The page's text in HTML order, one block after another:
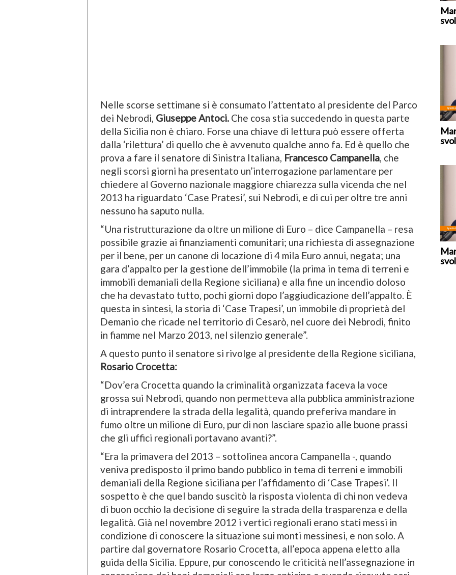
Nelle scorse settimane si è consumato l’attentato al presidente del Parco
dei Nebrodi, Giuseppe Antoci. Che cosa stia succedendo in questa parte
della Sicilia non è chiaro. Forse una chiave di lettura può essere offerta
dalla ‘rilettura’ di quello che è avvenuto qualche anno fa. Ed è quello che
prova a fare il senatore di Sinistra Italiana, Francesco Campanella, che
negli scorsi giorni ha presentato un’interrogazione parlamentare per
chiedere al Governo nazionale maggiore chiarezza sulla vicenda che nel
2013 ha riguardato ‘Case Pratesi’, sui Nebrodi, e di cui per oltre tre anni
nessuno ha saputo nulla.
“Una ristrutturazione da oltre un milione di Euro – dice Campanella – resa
possibile grazie ai finanziamenti comunitari; una richiesta di assegnazione
per il bene, per un canone di locazione di 4 mila Euro annui, negata; una
gara d’appalto per la gestione dell’immobile (la prima in tema di terreni e
immobili demaniali della Regione siciliana) e alla fine un incendio doloso
che ha devastato tutto, pochi giorni dopo l’aggiudicazione dell’appalto. È
questa in sintesi, la storia di ‘Case Trapesi’, un immobile di proprietà del
Demanio che ricade nel territorio di Cesarò, nel cuore dei Nebrodi, finito
in fiamme nel Marzo 2013, nel silenzio generale”.
A questo punto il senatore si rivolge al presidente della Regione siciliana,
Rosario Crocetta:
“Dov’era Crocetta quando la criminalità organizzata faceva la voce
grossa sui Nebrodi, quando non permetteva alla pubblica amministrazione
di intraprendere la strada della legalità, quando preferiva mandare in
fumo oltre un milione di Euro, pur di non lasciare spazio alle buone prassi
che gli uffici regionali portavano avanti?”.
“Era la primavera del 2013 – sottolinea ancora Campanella -, quando
veniva predisposto il primo bando pubblico in tema di terreni e immobili
demaniali della Regione siciliana per l’affidamento di ‘Case Trapesi’. Il
sospetto è che quel bando suscitò la risposta violenta di chi non vedeva
di buon occhio la decisione di seguire la strada della trasparenza e della
legalità. Già nel novembre 2012 i vertici regionali erano stati messi in
condizione di conoscere la situazione sui monti messinesi, e non solo. A
partire dal governatore Rosario Crocetta, all’epoca appena eletto alla
guida della Sicilia. Eppure, pur conoscendo le criticità nell’assegnazione in